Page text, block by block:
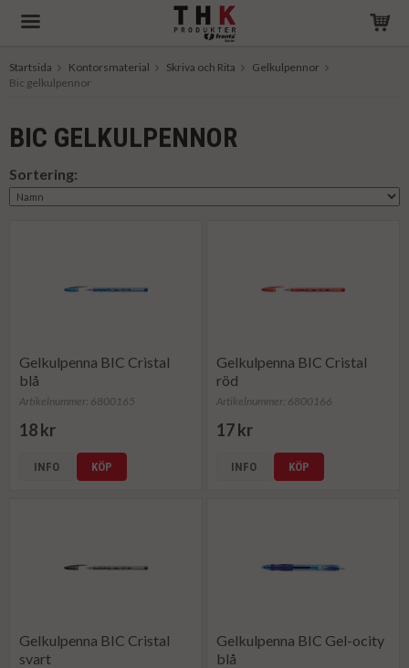
Startsida Kontorsmaterial Skriva och Rita
Gelkulpennor
Bic gelkulpennor
BIC GELKULPENNOR
Sortering:
Gelkulpenna BIC Cristal
blå
Artikelnummer: 6800165
18 kr
INFO KÖP
Gelkulpenna BIC Cristal
röd
Artikelnummer: 6800166
17 kr
INFO KÖP
Gelkulpenna BIC Cristal
svart
Gelkulpenna BIC Gel-ocity
blå